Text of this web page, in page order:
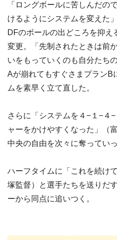
「ロングボールに苦しんだの
けるようにシステムを変えた
DFのボールの出どころを抑え
変更。「先制されたときは前
いをもっていくのも自分たち
Aが崩れてもすぐさまプランB
ムを素早く立て直した。
さらに「システムを４−１−４
ャーをかけやすくなった」（
中央の自由を次々に奪っていっ
ハーフタイムに「これを続け
塚監督）と選手たちを送りだ
ーから同点に追いつく。